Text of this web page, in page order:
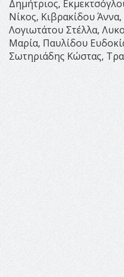
Δημήτριος,
Νίκος, Κιβρακίδου
Λογιωτάτου Στέλλα,
Μαρία, Παυλίδου
Σωτηριάδης Κώστας,